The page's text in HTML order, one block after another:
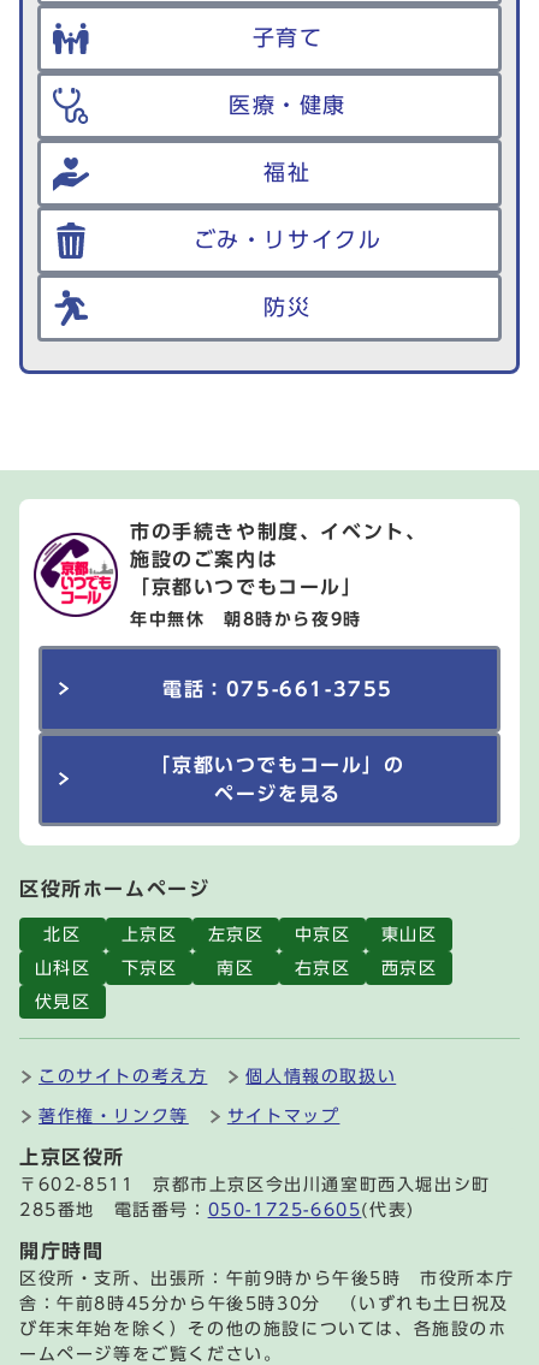
子育て
医療・健康
福祉
ごみ・リサイクル
防災
市の手続きや制度、イベント、
施設のご案内は
「京都いつでもコール」
年中無休 朝8時から夜9時
電話：075-661-3755
「京都いつでもコール」の
ページを見る
区役所ホームページ
北区 上京区 左京区 中京区
東山区
山科区
下京区 南区 右京区
西京区
伏見区
このサイトの考え方 個人情報の取扱い
著作権・リンク等 サイトマップ
上京区役所
〒602-8511 京都市上京区今出川通室町西入堀出シ町
285番地 電話番号： 050-1725-6605(代表)
開庁時間
区役所・支所、出張所：午前9時から午後5時 市役所本庁
舎：午前8時45分から午後5時30分 （いずれも土日祝及
び年末年始を除く）その他の施設については、各施設のホ
ームページ等をご覧ください。